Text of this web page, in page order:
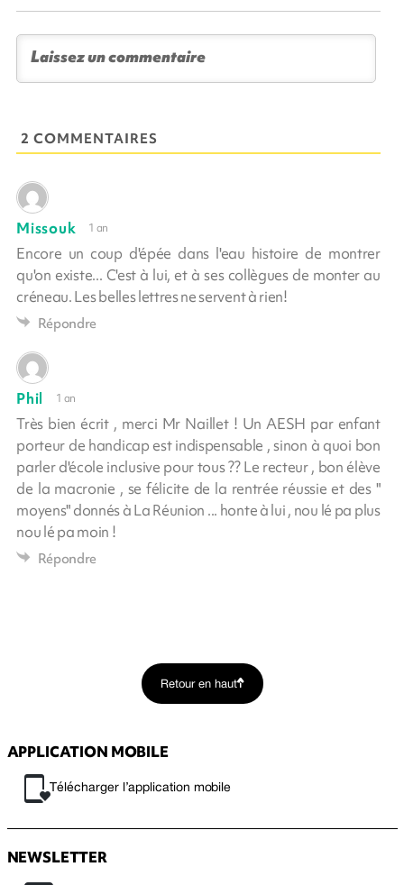
2 COMMENTAIRES
Missouk 1 an
Encore un coup d'épée dans l'eau histoire de montrer
qu'on existe... C'est à lui, et à ses collègues de monter au
créneau. Les belles lettres ne servent à rien!
Répondre
Phil 1 an
Très bien écrit , merci Mr Naillet ! Un AESH par enfant
porteur de handicap est indispensable , sinon à quoi bon
parler d'école inclusive pour tous ?? Le recteur , bon élève
de la macronie , se félicite de la rentrée réussie et des "
moyens" donnés à La Réunion ... honte à lui , nou lé pa plus
nou lé pa moin !
Répondre
Retour en haut
APPLICATION MOBILE
Télécharger l’application mobile
NEWSLETTER